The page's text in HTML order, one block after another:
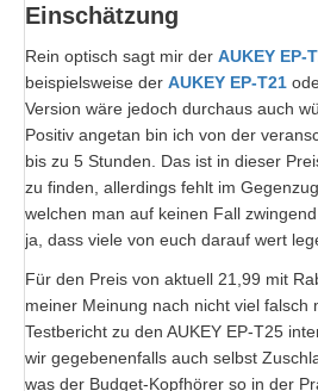
Einschätzung
Rein optisch sagt mir der AUKEY EP-
beispielsweise der AUKEY EP-T21
Version wäre jedoch durchaus auch
Positiv angetan bin ich von der
bis zu 5 Stunden. Das ist in dieser
zu finden, allerdings fehlt im
welchen man auf keinen Fall
ja, dass viele von euch darauf wert
Für den Preis von aktuell 21,99 mit
meiner Meinung nach nicht viel falsch
Testbericht zu den AUKEY EP-T25
wir gegebenenfalls auch selbst
was der Budget-Kopfhörer so in der